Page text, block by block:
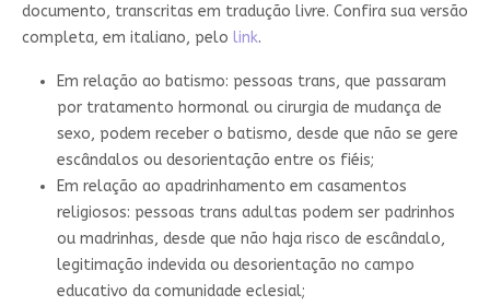
documento, transcritas em tradução livre. Confira sua versão
completa, em italiano, pelo link.
Em relação ao batismo: pessoas trans, que passaram
por tratamento hormonal ou cirurgia de mudança de
sexo, podem receber o batismo, desde que não se gere
escândalos ou desorientação entre os fiéis;
Em relação ao apadrinhamento em casamentos
religiosos: pessoas trans adultas podem ser padrinhos
ou madrinhas, desde que não haja risco de escândalo,
legitimação indevida ou desorientação no campo
educativo da comunidade eclesial;